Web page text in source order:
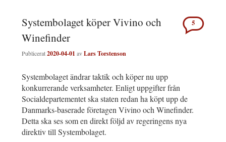
Systembolaget köper Vivino och
Winefinder
Publicerat2020-04-01 avLars Torstenson
5
Systembolaget ändrar taktik och köper nu upp
konkurrerande verksamheter. Enligt uppgifter från
Socialdepartementet ska staten redan ha köpt upp de
Danmarks-baserade företagen Vivino och Winefinder.
Detta ska ses som en direkt följd av regeringens nya
direktiv till Systembolaget.